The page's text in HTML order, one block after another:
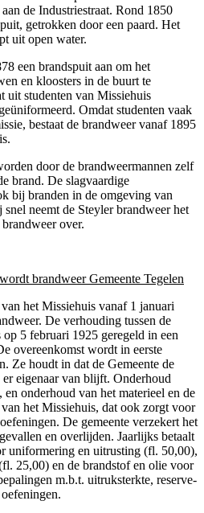
aan de Industriestraat. Rond 1850
getrokken door een paard. Het
uit open water.
een brandspuit aan om het
en kloosters in de buurt te
uit studenten van Missiehuis
Omdat studenten vaak
bestaat de brandweer vanaf 1895
door de brandweermannen zelf
brand. De slagvaardige
bij branden in de omgeving van
neemt de Steyler brandweer het
over.
brandweer Gemeente Tegelen
het Missiehuis vanaf 1 januari
De verhouding tussen de
5 februari 1925 geregeld in een
overeenkomst wordt in eerste
Ze houdt in dat de Gemeente de
eigenaar van blijft. Onderhoud
onderhoud van het materieel en de
het Missiehuis, dat ook zorgt voor
De gemeente verzekert het
en overlijden. Jaarlijks betaalt
uniformering en uitrusting (fl. 50,00),
25,00) en de brandstof en olie voor
m.b.t. uitruksterkte, reserve-